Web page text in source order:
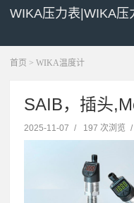
WIKA压力表|WIKA
首页 > WIKA温度计
SAIB，插头
2025-11-07 / 197 次浏览 /